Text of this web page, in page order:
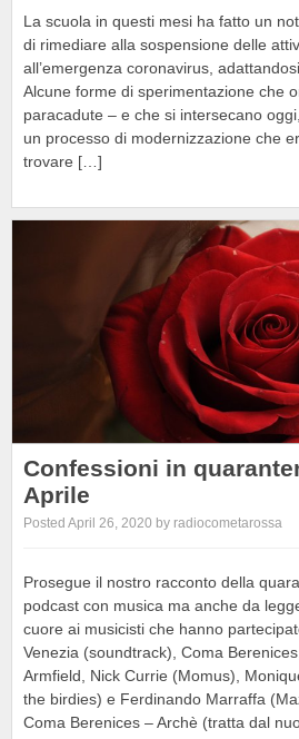
La scuola in questi mesi ha fatto un
di rimediare alla sospensione delle
all’emergenza coronavirus,
Alcune forme di sperimentazione che
paracadute – e che si intersecano
un processo di modernizzazione che
trovare […]
Confessioni in
Aprile
Posted April 26, 2020 by radiocometarossa
Prosegue il nostro racconto della
podcast con musica ma anche da
cuore ai musicisti che hanno
Venezia (soundtrack), Coma
Armfield, Nick Currie (Momus),
the birdies) e Ferdinando Marraffa
Coma Berenices – Archè (tratta dal